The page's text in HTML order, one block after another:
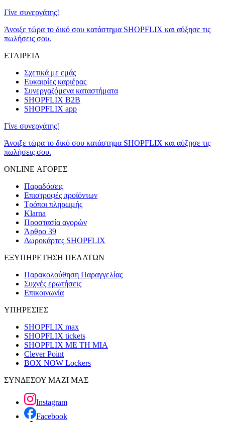
Γίνε συνεργάτης!
Άνοιξε τώρα το δικό σου κατάστημα SHOPFLIX και αύξησε τις
πωλήσεις σου.
ΕΤΑΙΡΕΙΑ
Σχετικά με εμάς
Ευκαιρίες καριέρας
Συνεργαζόμενα καταστήματα
SHOPFLIX B2B
SHOPFLIX app
Γίνε συνεργάτης!
Άνοιξε τώρα το δικό σου κατάστημα SHOPFLIX και αύξησε τις
πωλήσεις σου.
ONLINE ΑΓΟΡΕΣ
Παραδόσεις
Επιστροφές προϊόντων
Τρόποι πληρωμής
Klarna
Προστασία αγορών
Άρθρο 39
Δωροκάρτες SHOPFLIX
ΕΞΥΠΗΡΕΤΗΣΗ ΠΕΛΑΤΩΝ
Παρακολούθηση Παραγγελίας
Συχνές ερωτήσεις
Επικοινωνία
ΥΠΗΡΕΣΙΕΣ
SHOPFLIX max
SHOPFLIX tickets
SHOPFLIX ΜΕ ΤΗ ΜΙΑ
Clever Point
BOX NOW Lockers
ΣΥΝΔΕΣΟΥ ΜΑΖΙ ΜΑΣ
Instagram
Facebook